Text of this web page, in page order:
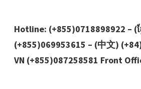
Hotline: (+855)0718898922 – (ខ្ម
(+855)069953615 – (中文)
VN (+855)087258581 Front